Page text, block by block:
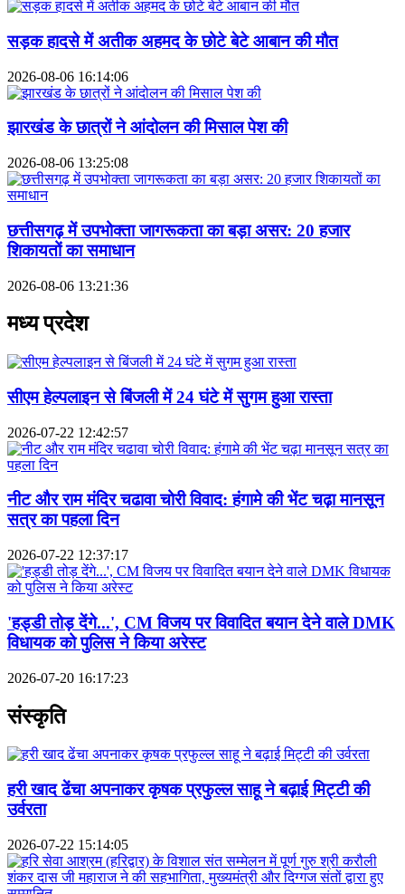
सड़क हादसे में अतीक अहमद के छोटे बेटे आबान की मौत
2026-08-06 16:14:06
झारखंड के छात्रों ने आंदोलन की मिसाल पेश की
2026-08-06 13:25:08
छत्तीसगढ़ में उपभोक्ता जागरूकता का बड़ा असर: 20 हजार
शिकायतों का समाधान
2026-08-06 13:21:36
मध्य प्रदेश
सीएम हेल्पलाइन से बिंजली में 24 घंटे में सुगम हुआ रास्ता
2026-07-22 12:42:57
नीट और राम मंदिर चढावा चोरी विवाद: हंगामे की भेंट चढ़ा मानसून
सत्र का पहला दिन
2026-07-22 12:37:17
'हड्डी तोड़ देंगे...', CM विजय पर विवादित बयान देने वाले DMK
विधायक को पुलिस ने किया अरेस्ट
2026-07-20 16:17:23
संस्कृति
हरी खाद ढेंचा अपनाकर कृषक प्रफुल्ल साहू ने बढ़ाई मिट्टी की
उर्वरता
2026-07-22 15:14:05